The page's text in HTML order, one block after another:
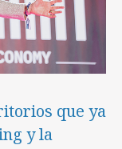
que ya
y la